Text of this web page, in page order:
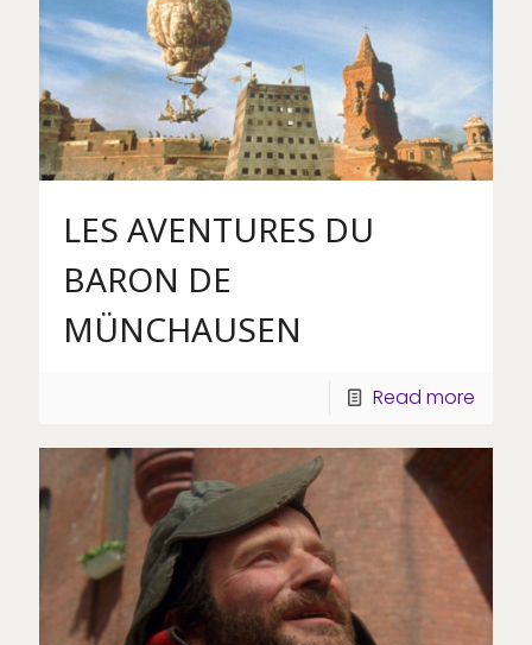
LES AVENTURES DU
BARON DE
MÜNCHAUSEN
Read more